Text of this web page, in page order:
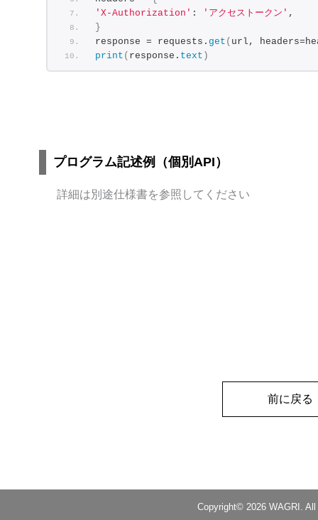
'X-Authorization' : 'アクセストークン' ,
}
response = requests. get ( url,
print ( response. text )
プログラム記述例（個別API）
詳細は別途仕様書を参照してください
前に戻る
Copyright© 2026 WAGRI.